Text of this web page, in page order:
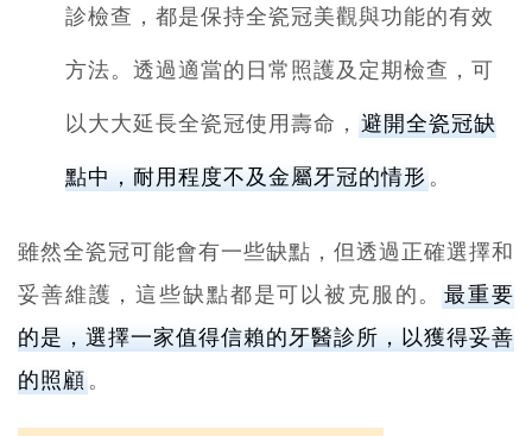
診檢查，都是保持全瓷冠美觀與功能的有效
方法。透過適當的日常照護及定期檢查，可
以大大延長全瓷冠使用壽命， 避開全瓷冠缺
點中，耐用程度不及金屬牙冠的情形 。
雖然全瓷冠可能會有一些缺點，但透過正確選擇和
妥善維護，這些缺點都是可以被克服的。 最重要
的是，選擇一家值得信賴的牙醫診所，以獲得妥善
的照顧 。